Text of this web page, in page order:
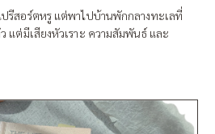
รีสอร์ตหรู แต่พาไปบ้านพักกลางทะเลที่
แต่มีเสียงหัวเราะ ความสัมพันธ์ และ